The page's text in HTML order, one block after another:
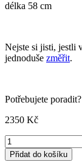
délka 58 cm
Nejste si jisti, jestli
jednoduše změřit.
Potřebujete poradit?
2350 Kč
Skládaná
sukně
-
Přidat do košíku